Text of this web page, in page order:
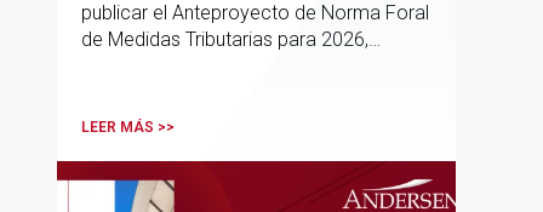
publicar el Anteproyecto de Norma Foral
de Medidas Tributarias para 2026,
modificaciones que afectan
LEER MÁS >>